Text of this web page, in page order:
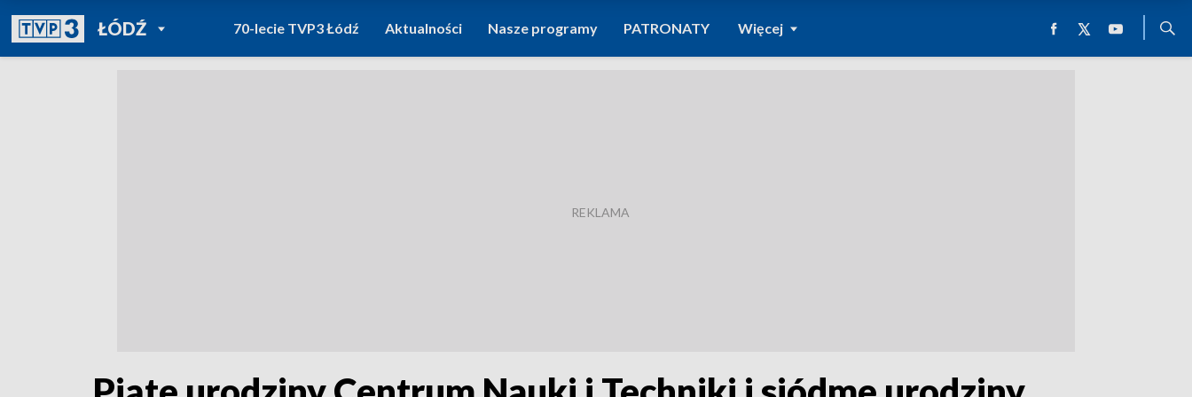
ŁÓDŹPOWRÓT DO
TVP REGIONY
70-lecie TVP3 Łódź Aktualności Nasze programy PATRONATY Więcej